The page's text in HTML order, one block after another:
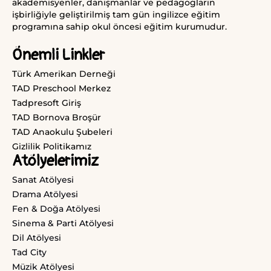
akademisyenler, danışmanlar ve pedagogların
işbirliğiyle geliştirilmiş tam gün ingilizce eğitim
programına sahip okul öncesi eğitim kurumudur.
Önemli Linkler
Türk Amerikan Derneği
TAD Preschool Merkez
Tadpresoft Giriş
TAD Bornova Broşür
TAD Anaokulu Şubeleri
Gizlilik Politikamız
Atölyelerimiz
Sanat Atölyesi
Drama Atölyesi
Fen & Doğa Atölyesi
Sinema & Parti Atölyesi
Dil Atölyesi
Tad City
Müzik Atölyesi